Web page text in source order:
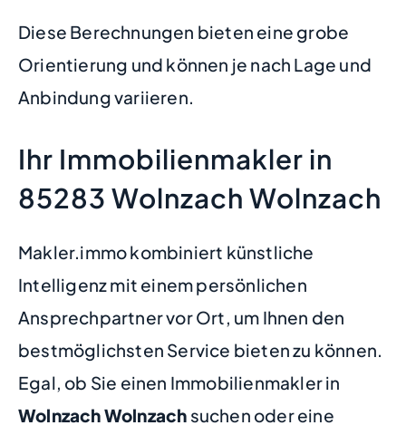
Diese Berechnungen bieten eine grobe
Orientierung und können je nach Lage und
Anbindung variieren.
Ihr Immobilienmakler in
85283 Wolnzach Wolnzach
Makler.immo kombiniert künstliche
Intelligenz mit einem persönlichen
Ansprechpartner vor Ort, um Ihnen den
bestmöglichsten Service bieten zu können.
Egal, ob Sie einen Immobilienmakler in
Wolnzach Wolnzach suchen oder eine